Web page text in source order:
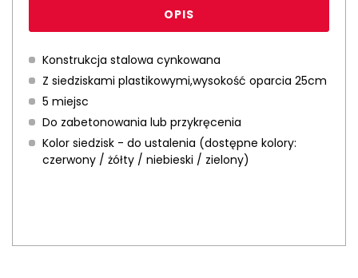
OPIS
Konstrukcja stalowa cynkowana
Z siedziskami plastikowymi,wysokość oparcia 25cm
5 miejsc
Do zabetonowania lub przykręcenia
Kolor siedzisk - do ustalenia (dostępne kolory:
czerwony / żółty / niebieski / zielony)